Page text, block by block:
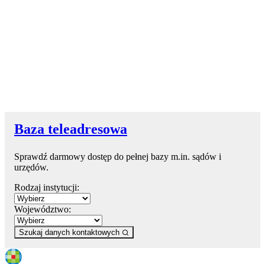
Baza teleadresowa
Sprawdź darmowy dostęp do pełnej bazy m.in. sądów i
urzędów.
Rodzaj instytucji:
Województwo:
Szukaj danych kontaktowych